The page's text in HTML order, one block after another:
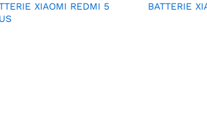
XIAOMI REDMI 5
BATTERIE